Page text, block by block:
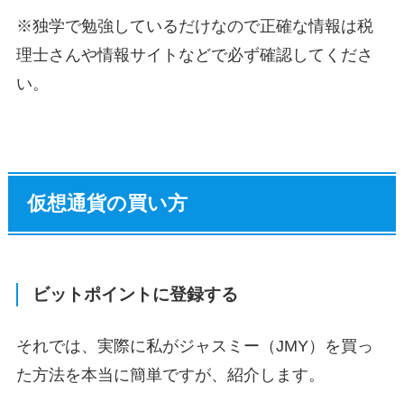
※独学で勉強しているだけなので正確な情報は税
理士さんや情報サイトなどで必ず確認してくださ
い。
仮想通貨の買い方
ビットポイントに登録する
それでは、実際に私がジャスミー（JMY）を買っ
た方法を本当に簡単ですが、紹介します。